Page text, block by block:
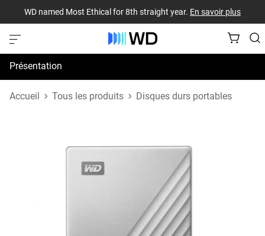
WD named Most Ethical for 8th straight year. En savoir plus
Présentation
Spécifications
Accueil Tous les produits Disques durs portables